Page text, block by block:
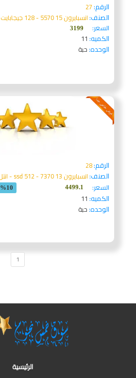
الرقم:27
الصنف:انسبايرون 15 5570 - 128 جيجابايت - انتل كور i7
السعر:
3199
الكميه: 11
الوحده:حبة
الرقم:28
الصنف:انسبايرون 13 7370 - 512 ssd - انتل كور i7-8550U
السعر:
4499.1
%10
الكميه: 11
الوحده:حبة
1
الرئيسية